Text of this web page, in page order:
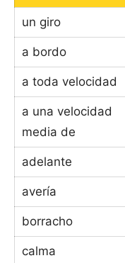
un giro
a bordo
a toda velocidad
a una velocidad
media de
adelante
avería
borracho
calma